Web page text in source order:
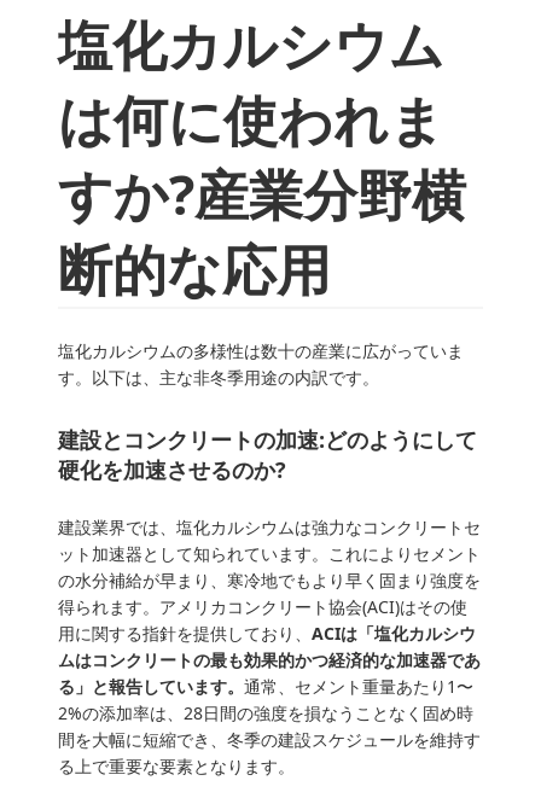
塩化カルシウム
は何に使われま
すか?産業分野横
断的な応用
塩化カルシウムの多様性は数十の産業に広がっていま
す。以下は、主な非冬季用途の内訳です。
建設とコンクリートの加速:どのようにして
硬化を加速させるのか?
建設業界では、塩化カルシウムは強力なコンクリートセ
ット加速器として知られています。これによりセメント
の水分補給が早まり、寒冷地でもより早く固まり強度を
得られます。アメリカコンクリート協会(ACI)はその使
用に関する指針を提供しており、 ACIは「塩化カルシウ
ムはコンクリートの最も効果的かつ経済的な加速器であ
る」と報告しています。 通常、セメント重量あたり1〜
2%の添加率は、28日間の強度を損なうことなく固め時
間を大幅に短縮でき、冬季の建設スケジュールを維持す
る上で重要な要素となります。